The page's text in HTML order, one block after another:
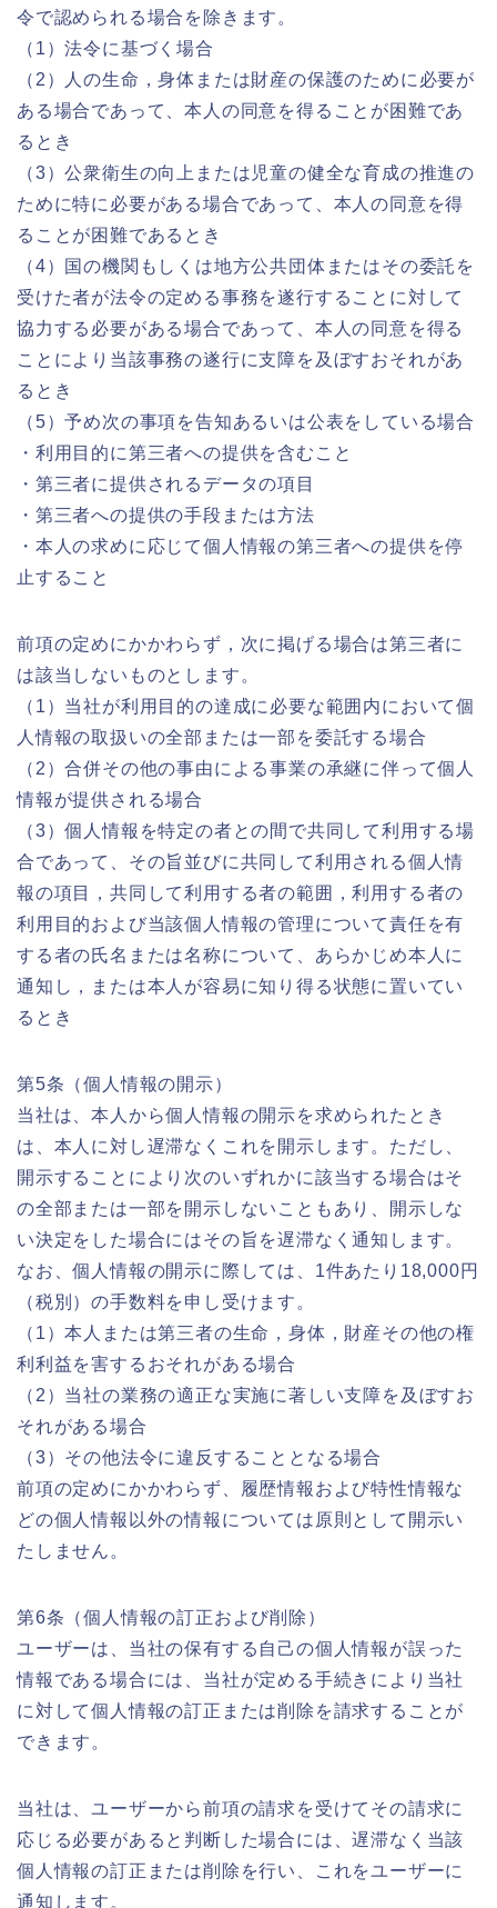
令で認められる場合を除きます。
（1）法令に基づく場合
（2）人の生命，身体または財産の保護のために必要が
ある場合であって、本人の同意を得ることが困難であ
るとき
（3）公衆衛生の向上または児童の健全な育成の推進の
ために特に必要がある場合であって、本人の同意を得
ることが困難であるとき
（4）国の機関もしくは地方公共団体またはその委託を
受けた者が法令の定める事務を遂行することに対して
協力する必要がある場合であって、本人の同意を得る
ことにより当該事務の遂行に支障を及ぼすおそれがあ
るとき
（5）予め次の事項を告知あるいは公表をしている場合
・利用目的に第三者への提供を含むこと
・第三者に提供されるデータの項目
・第三者への提供の手段または方法
・本人の求めに応じて個人情報の第三者への提供を停
止すること
前項の定めにかかわらず，次に掲げる場合は第三者に
は該当しないものとします。
（1）当社が利用目的の達成に必要な範囲内において個
人情報の取扱いの全部または一部を委託する場合
（2）合併その他の事由による事業の承継に伴って個人
情報が提供される場合
（3）個人情報を特定の者との間で共同して利用する場
合であって、その旨並びに共同して利用される個人情
報の項目，共同して利用する者の範囲，利用する者の
利用目的および当該個人情報の管理について責任を有
する者の氏名または名称について、あらかじめ本人に
通知し，または本人が容易に知り得る状態に置いてい
るとき
第5条（個人情報の開示）
当社は、本人から個人情報の開示を求められたとき
は、本人に対し遅滞なくこれを開示します。ただし、
開示することにより次のいずれかに該当する場合はそ
の全部または一部を開示しないこともあり、開示しな
い決定をした場合にはその旨を遅滞なく通知します。
なお、個人情報の開示に際しては、1件あたり18,000円
（税別）の手数料を申し受けます。
（1）本人または第三者の生命，身体，財産その他の権
利利益を害するおそれがある場合
（2）当社の業務の適正な実施に著しい支障を及ぼすお
それがある場合
（3）その他法令に違反することとなる場合
前項の定めにかかわらず、履歴情報および特性情報な
どの個人情報以外の情報については原則として開示い
たしません。
第6条（個人情報の訂正および削除）
ユーザーは、当社の保有する自己の個人情報が誤った
情報である場合には、当社が定める手続きにより当社
に対して個人情報の訂正または削除を請求することが
できます。
当社は、ユーザーから前項の請求を受けてその請求に
応じる必要があると判断した場合には、遅滞なく当該
個人情報の訂正または削除を行い、これをユーザーに
通知します。